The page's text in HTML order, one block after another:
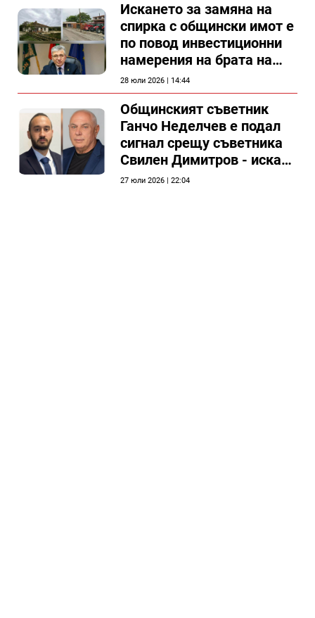
Искането за замяна на
спирка с общински имот е
по повод инвестиционни
намерения на брата на
председателя на
Общински съвет Силистра
28 юли 2026 | 14:44
Общинският съветник
Ганчо Неделчев е подал
сигнал срещу съветника
Свилен Димитров - иска
етичната комисия на
27 юли 2026 | 22:04